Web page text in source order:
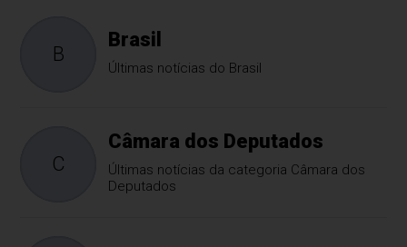
B
Brasil
Últimas notícias do Brasil
C
Câmara dos Deputados
Últimas notícias da categoria Câmara dos
Deputados